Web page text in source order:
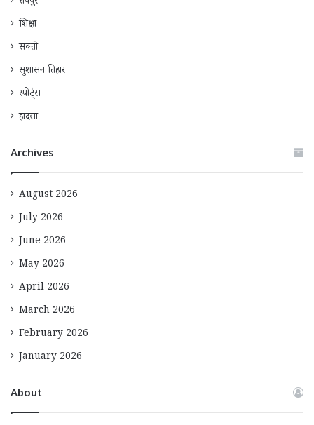
शिक्षा
सक्ती
सुशासन तिहार
स्पोर्ट्स
हादसा
Archives
August 2026
July 2026
June 2026
May 2026
April 2026
March 2026
February 2026
January 2026
About